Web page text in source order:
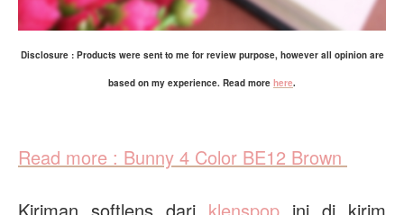
Disclosure : Products were sent to me for review purpose, however all opinion are
based on my experience. Read more here.
Read more : Bunny 4 Color BE12 Brown